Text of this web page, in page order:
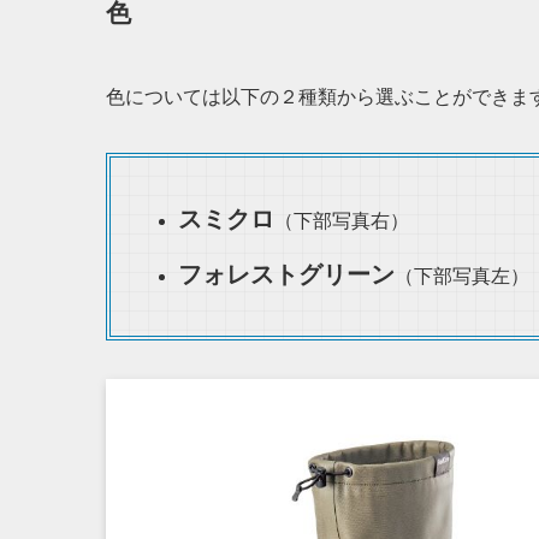
色
色については以下の２種類から選ぶことができま
スミクロ （下部写真右）
フォレストグリーン （下部写真左）